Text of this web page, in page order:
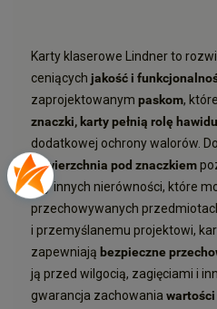
Karty klaserowe Lindner to
ceniących jakość i
zaprojektowanym paskom,
znaczki, karty pełnią rolę
dodatkowej ochrony walorów.
powierzchnia pod znaczkiem
czy innych nierówności, które
przechowywanych
i przemyślanemu projektowi,
zapewniają bezpieczne
ją przed wilgocią, zagięciami i
gwarancja zachowania wartości